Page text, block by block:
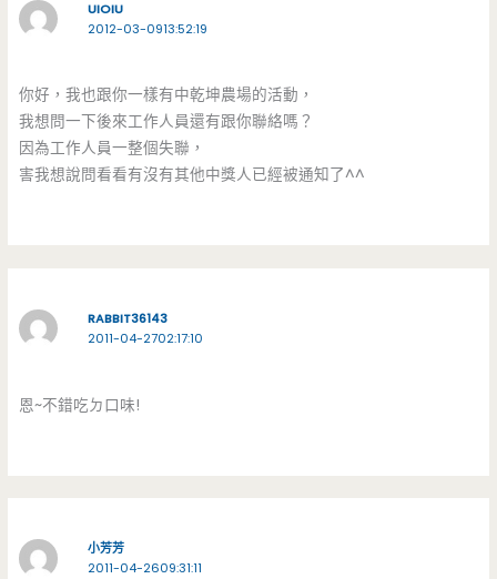
UIOIU
2012-03-0913:52:19
你好，我也跟你一樣有中乾坤農場的活動，
我想問一下後來工作人員還有跟你聯絡嗎？
因為工作人員一整個失聯，
害我想說問看看有沒有其他中獎人已經被通知了^^
RABBIT36143
2011-04-2702:17:10
恩~不錯吃ㄉ口味!
小芳芳
2011-04-2609:31:11